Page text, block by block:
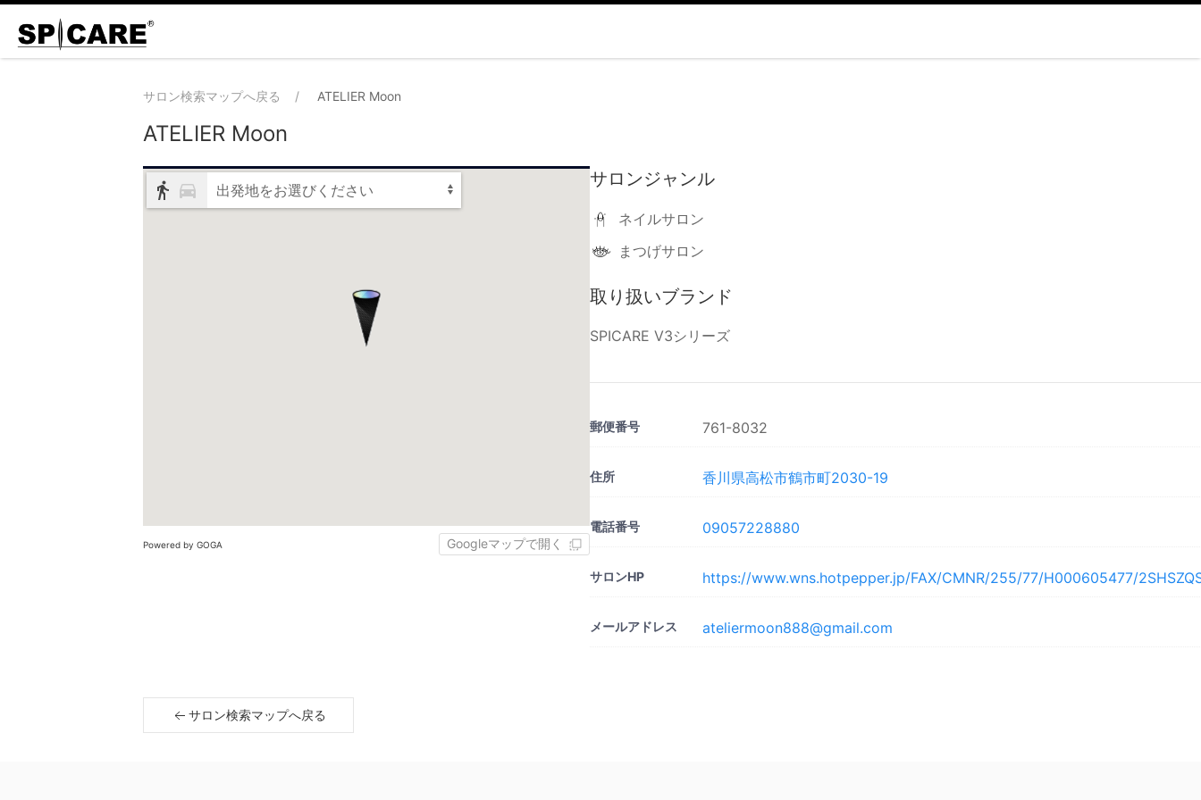
サロン検索マップへ戻る ATELIER Moon
ATELIER Moon
出発地をお選びください
Powered by GOGA Googleマップで開く
サロンジャンル
ネイルサロン
まつげサロン
取り扱いブランド
SPICARE V3シリーズ
郵便番号 761-8032
住所 香川県高松市鶴市町2030-19
電話番号 09057228880
サロンHP https://www.wns.hotpepper.jp/FAX/CMNR/255/77/H000605477/
メールアドレス ateliermoon888@gmail.com
サロン検索マップへ戻る